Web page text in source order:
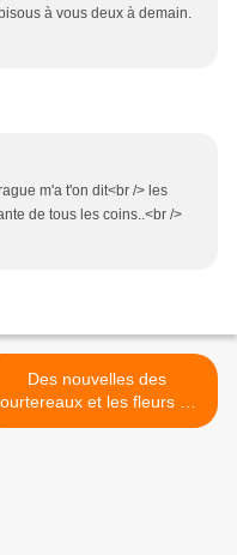
à vous deux à demain.
m'a t'on dit<br /> les
de tous les coins..<br />
Des nouvelles des
et les fleurs du
vendredi >